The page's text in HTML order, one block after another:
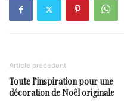
Article précédent
Toute l’inspiration pour une
décoration de Noêl originale